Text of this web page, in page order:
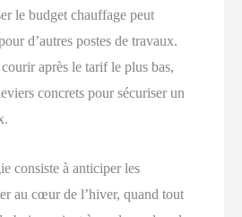
le budget chauffage peut
d’autres postes de travaux.
courir après le tarif le plus bas,
concrets pour sécuriser un
consiste à anticiper les
au cœur de l’hiver, quand tout